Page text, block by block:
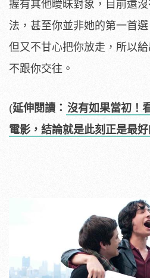
握有其他曖昧對象，目前還
法，甚至你並非她的第一首
但又不甘心把你放走，所以
不跟你交往。
(延伸閱讀： 沒有如果當初！
電影，結論就是此刻正是最好